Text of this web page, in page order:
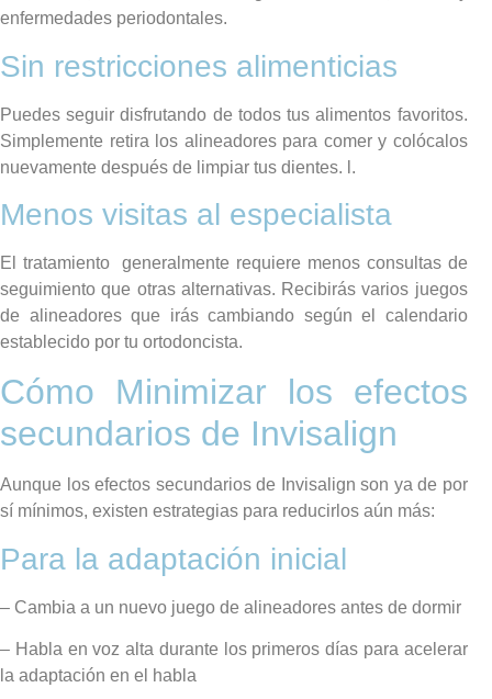
enfermedades periodontales.
Sin restricciones alimenticias
Puedes seguir disfrutando de todos tus alimentos favoritos.
Simplemente retira los alineadores para comer y colócalos
nuevamente después de limpiar tus dientes. l.
Menos visitas al especialista
El tratamiento generalmente requiere menos consultas de
seguimiento que otras alternativas. Recibirás varios juegos
de alineadores que irás cambiando según el calendario
establecido por tu ortodoncista.
Cómo Minimizar los efectos
secundarios de Invisalign
Aunque los efectos secundarios de Invisalign son ya de por
sí mínimos, existen estrategias para reducirlos aún más:
Para la adaptación inicial
– Cambia a un nuevo juego de alineadores antes de dormir
– Habla en voz alta durante los primeros días para acelerar
la adaptación en el habla